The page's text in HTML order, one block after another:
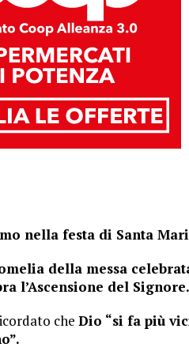
nella festa di Santa
della messa
l’Ascensione del Signore.
che Dio “si fa più